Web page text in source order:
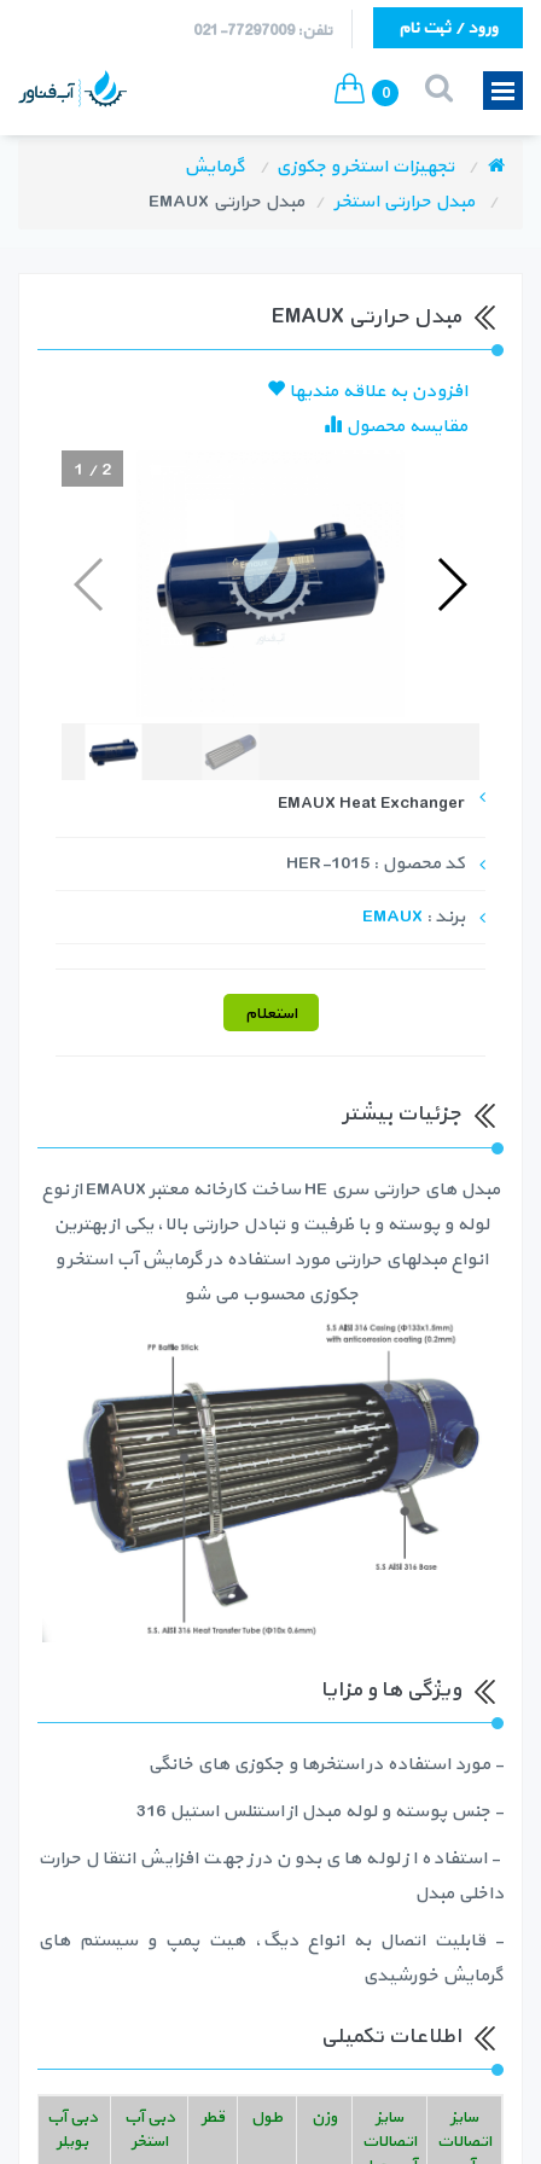
تلفن: 77297009-021 ورود / ثبت نام
0
تجهیزات استخر و جکوزی
گرمایش
مبدل حرارتی استخر
مبدل حرارتی EMAUX
مبدل حرارتی EMAUX
افزودن به علاقه مندیها
مقایسه محصول
1 /2
EMAUX Heat Exchanger
کد محصول : HER-1015
برند : EMAUX
استعلام
جزئیات بیشتر
مبدل های حرارتی سری HE ساخت کارخانه معتبر EMAUX از نوع
لوله و پوسته و با ظرفیت و تبادل حرارتی بالا، یکی از بهترین
انواع مبدلهای حرارتی مورد استفاده در گرمایش آب استخر و
جکوزی محسوب می شو
ویژگی ها و مزایا
- مورد استفاده در استخرها و جکوزی های خانگی
- جنس پوسته و لوله مبدل از استنلس استیل 316
- استفاده از لوله های بدون درز جهت افزایش انتقال حرارت
داخلی مبدل
- قابلیت اتصال به انواع دیگ، هیت پمپ و سیستم های
گرمایش خورشیدی
اطلاعات تکمیلی
سایز
اتصالات
سایز
اتصالات
وزن طول قطر
دبی آب
استخر
دبی آب
بویلر